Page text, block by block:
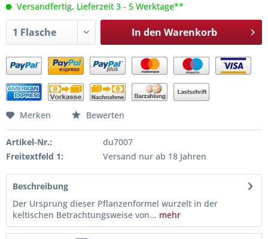
Versandfertig, Lieferzeit 3 - 5 Werktage**
In den Warenkorb
Merken Bewerten
Artikel-Nr.:
du7007
Freitextfeld 1:
Versand nur ab 18 Jahren
Beschreibung
Der Ursprung dieser Pflanzenformel wurzelt in der
keltischen Betrachtungsweise von... mehr